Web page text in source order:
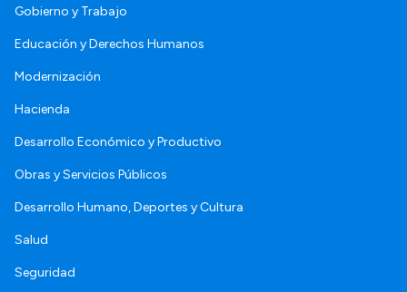
Gobierno y Trabajo
Educación y Derechos Humanos
Modernización
Hacienda
Desarrollo Económico y Productivo
Obras y Servicios Públicos
Desarrollo Humano, Deportes y Cultura
Salud
Seguridad